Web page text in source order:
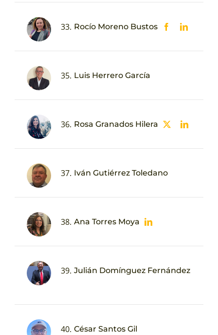
33. Rocío Moreno Bustos
35. Luis Herrero García
36. Rosa Granados Hilera
37. Iván Gutiérrez Toledano
38. Ana Torres Moya
39. Julián Domínguez Fernández
40. César Santos Gil